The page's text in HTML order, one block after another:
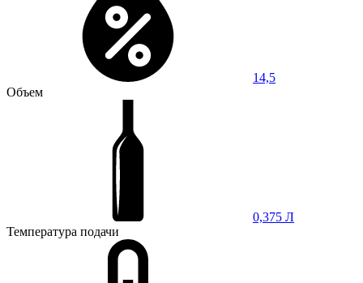
14,5
Объем
0,375 Л
Температура подачи